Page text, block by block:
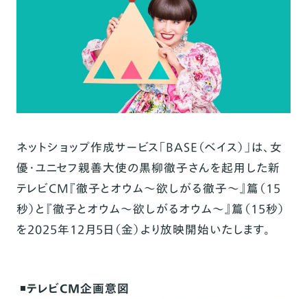
ネットショップ作成サービス「BASE（ベイス）」は、女
優・ユニセフ親善大使の黒柳徹子さんを起用した新
テレビCM『徹子とオウム～欲しがる徹子～』篇（15
秒）と『徹子とオウム～欲しがるオウム～』篇（15秒）
を2025年12月5日（金）より放映開始いたします。
◾️テレビCM企画意図